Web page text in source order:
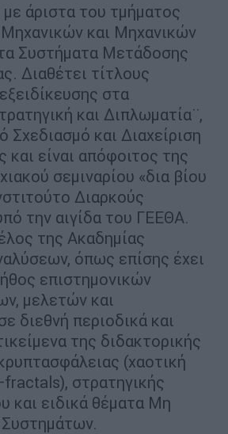
άριστα του τμήματος
και Μηχανικών
Συστήματα Μετάδοσης
Διαθέτει τίτλους
στα
και Διπλωματία¨,
Σχεδιασμό και Διαχείριση
είναι απόφοιτος της
σεμιναρίου «δια βίου
Διαρκούς
την αιγίδα του ΓΕΕΘΑ.
της Ακαδημίας
όπως επίσης έχει
επιστημονικών
μελετών και
διεθνή περιοδικά και
της διδακτορικής
(χαοτική
στρατηγικής
και ειδικά θέματα Μη